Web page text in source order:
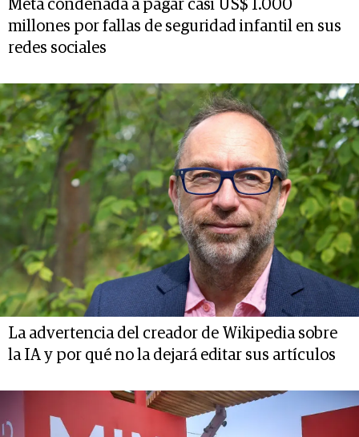
Meta condenada a pagar casi US$ 1.000
millones por fallas de seguridad infantil en sus
redes sociales
La advertencia del creador de Wikipedia sobre
la IA y por qué no la dejará editar sus artículos